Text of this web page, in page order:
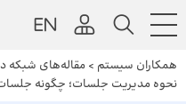
همکاران سیستم > مقاله‌های شبکه
نحوه مدیریت جلسات؛ چگونه جلسات